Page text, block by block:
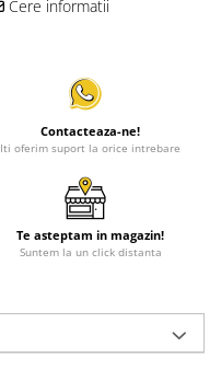
Cere informatii
Contacteaza-ne!
Iti oferim suport la orice intrebare
Te asteptam in magazin!
Suntem la un click distanta